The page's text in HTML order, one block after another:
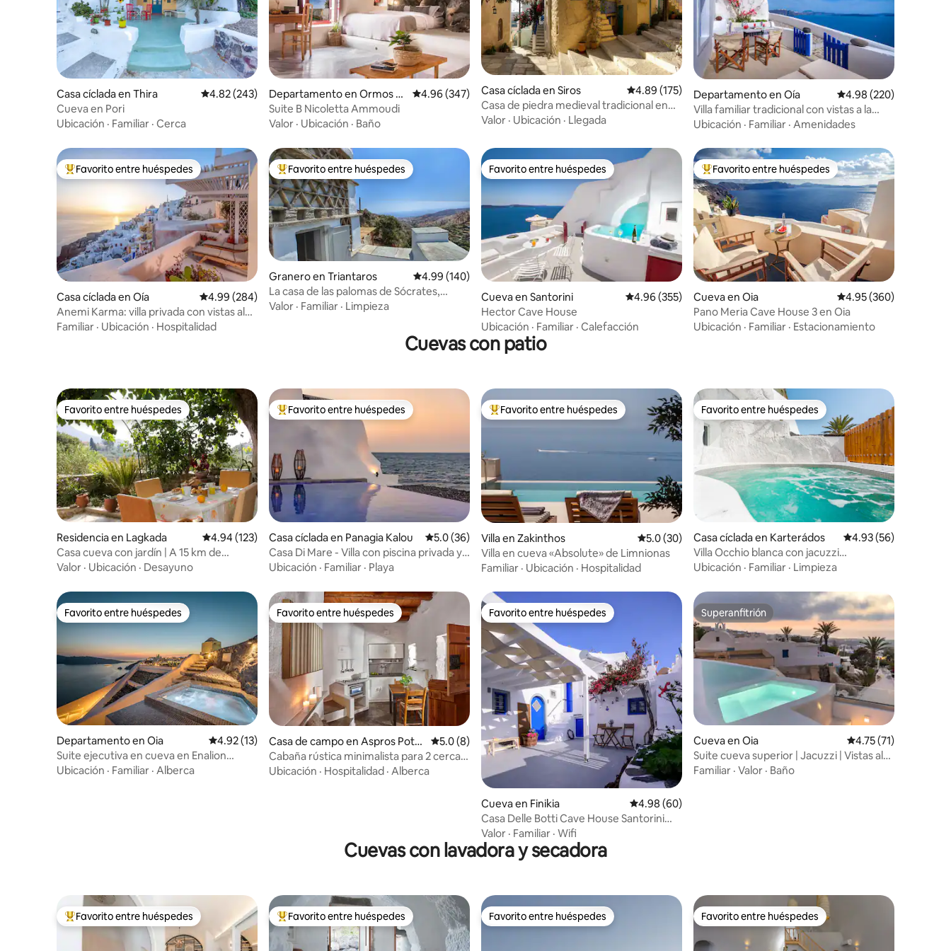
Casa cíclada en Thira Calificación promedio: 4.82 de 5; 243 evaluaciones
4.82 (243)
Cueva en Pori
Ubicación · Familiar · Cerca
Departamento en Ormos A
mmoudiou
Calificación promedio: 4.96 de 5; 347 evaluaciones
4.96 (347)
Suite B Nicoletta Ammoudi
Valor · Ubicación · Baño
Casa cíclada en Siros Calificación promedio: 4.89 de 5; 175 evaluaciones
4.89 (175)
Casa de piedra medieval tradicional en
"Ano Syros"
Valor · Ubicación · Llegada
Departamento en Oía Calificación promedio:
4.98 (220)
Villa familiar tradicional con vistas a la
caldera
Ubicación · Familiar · Amenidades
De los mejores en Favorito entre huéspedes
Favorito entre huéspedes
Casa cíclada en Oía Calificación promedio: 4.99 de 5; 284 evaluaciones
4.99 (284)
Anemi Karma: villa privada con vistas al
atardecer
Familiar · Ubicación · Hospitalidad
De los mejores en Favorito entre huéspedes
Favorito entre huéspedes
Granero en Triantaros Calificación promedio: 4.99 de 5; 140 evaluaciones
4.99 (140)
La casa de las palomas de Sócrates,
Triantaros
Valor · Familiar · Limpieza
Favorito entre huéspedes
Favorito entre huéspedes
Cueva en Santorini Calificación promedio: 4.96 de 5; 355 evaluaciones
4.96 (355)
Hector Cave House
Ubicación · Familiar · Calefacción
De los mejores en Favorito entre huéspedes
Favorito entre huéspedes
Cueva en Oia Calificación promedio:
4.95 (360)
Pano Meria Cave House 3 en Oia
Ubicación · Familiar · Estacionamiento
Cuevas con patio
Favorito entre huéspedes
Favorito entre huéspedes
Residencia en Lagkada Calificación promedio: 4.94 de 5; 123 evaluaciones
4.94 (123)
Casa cueva con jardín | A 15 km de
Stoupa
Valor · Ubicación · Desayuno
De los mejores en Favorito entre huéspedes
Favorito entre huéspedes
Casa cíclada en Panagia Kalou Calificación promedio: 5.0 de 5; 36 evaluaciones
5.0 (36)
Casa Di Mare - Villa con piscina privada y
vistas al mar
Ubicación · Familiar · Playa
De los mejores en Favorito entre huéspedes
Favorito entre huéspedes
Villa en Zakinthos Calificación promedio: 5.0 de 5; 30 evaluaciones
5.0 (30)
Villa en cueva «Absolute» de Limnionas
Familiar · Ubicación · Hospitalidad
Favorito entre huéspedes
Favorito entre huéspedes
Casa cíclada en Karterádos Calificación
4.93 (56)
Villa Occhio blanca con jacuzzi
climatizado
Ubicación · Familiar · Limpieza
Favorito entre huéspedes
Favorito entre huéspedes
Departamento en Oia Calificación promedio: 4.92 de 5; 13 evaluaciones
4.92 (13)
Suite ejecutiva en cueva en Enalion
Suites
Ubicación · Familiar · Alberca
Favorito entre huéspedes
Favorito entre huéspedes
Casa de campo en Aspros Pota
mos
Calificación promedio: 5.0 de 5; 8 evaluaciones
5.0 (8)
Cabaña rústica minimalista para 2 cerca
de la costa
Ubicación · Hospitalidad · Alberca
Favorito entre huéspedes
Favorito entre huéspedes
Cueva en Finikia Calificación promedio: 4.98 de 5; 60 evaluaciones
4.98 (60)
Casa Delle Botti Cave House Santorini
Oia Finikia
Valor · Familiar · Wifi
Superanfitrión
Superanfitrión
Cueva en Oia Calificación
4.75 (71)
Suite cueva superior | Jacuzzi | Vistas al
mar y al atardecer
Familiar · Valor · Baño
Cuevas con lavadora y secadora
De los mejores en Favorito entre huéspedes
Favorito entre huéspedes De los mejores en Favorito entre huéspedes
Favorito entre huéspedes Favorito entre huéspedes
Favorito entre huéspedes Favorito entre huéspedes
Favorito entre huéspedes